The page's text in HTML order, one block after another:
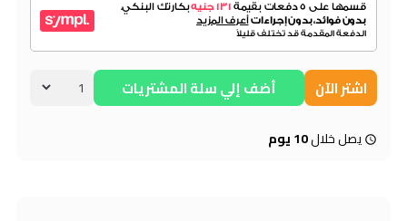
اشتر الآن أضف إلي سلة المشتريات
يصل خلال10 يوم